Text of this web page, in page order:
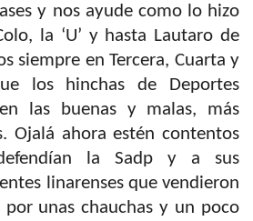
y nos ayude como lo hizo
la ‘U’ y hasta Lautaro de
siempre en Tercera, Cuarta y
los hinchas de Deportes
las buenas y malas, más
Ojalá ahora estén contentos
la Sadp y a sus
linarenses que vendieron
unas chauchas y un poco